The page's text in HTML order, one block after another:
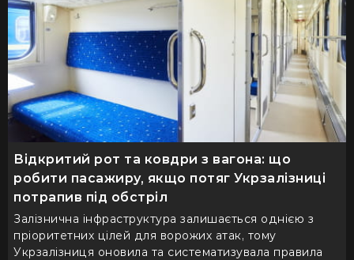
Відкритий рот та ковдри з вагона: що
робити пасажиру, якщо потяг Укрзалізниці
потрапив під обстріл
Залізнична інфраструктура залишається однією з
пріоритетних цілей для ворожих атак, тому
Укрзалізниця оновила та систематизувала правила